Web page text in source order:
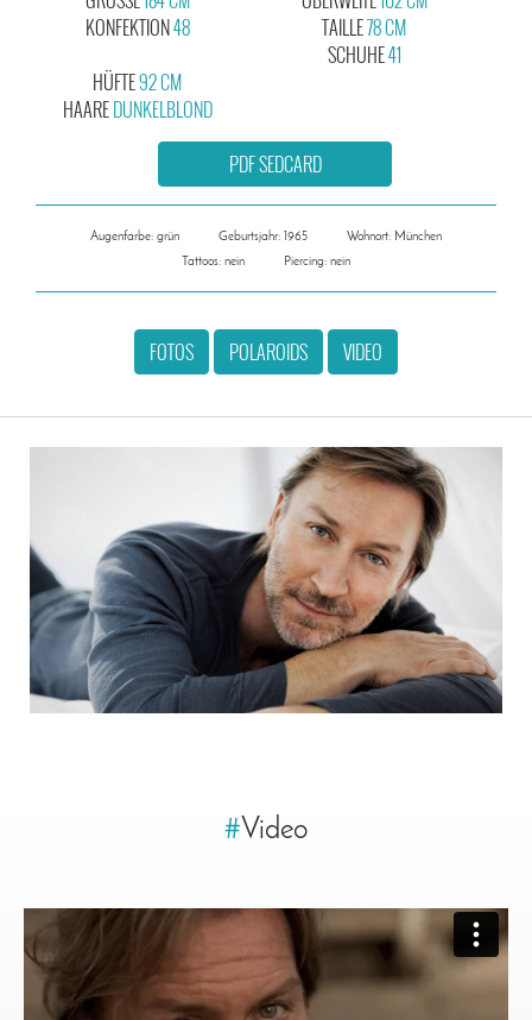
KONFEKTION48
TAILLE78 CM
SCHUHE41
HÜFTE92 CM
HAAREDUNKELBLOND
PDF SEDCARD
Augenfarbe: grün Geburtsjahr: 1965
Wohnort: München
Tattoos: nein
Piercing: nein
FOTOS POLAROIDS VIDEO
#Video